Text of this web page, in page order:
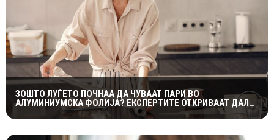
ЗОШТО ЛУЃЕТО ПОЧНАА ДА ЧУВААТ ПАРИ ВО
АЛУМИНИУМСКА ФОЛИЈА? ЕКСПЕРТИТЕ ОТКРИВААТ ДАЛИ
ТРИКОТ НАВИСТИНА ФУНКЦИОНИРА